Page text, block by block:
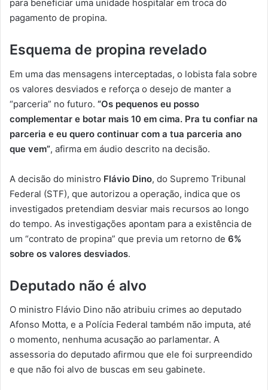
para beneficiar uma unidade hospitalar em troca do
pagamento de propina.
Esquema de propina revelado
Em uma das mensagens interceptadas, o lobista fala sobre
os valores desviados e reforça o desejo de manter a
“parceria” no futuro. “Os pequenos eu posso
complementar e botar mais 10 em cima. Pra tu confiar na
parceria e eu quero continuar com a tua parceria ano
que vem”, afirma em áudio descrito na decisão.
A decisão do ministro Flávio Dino, do Supremo Tribunal
Federal (STF), que autorizou a operação, indica que os
investigados pretendiam desviar mais recursos ao longo
do tempo. As investigações apontam para a existência de
um “contrato de propina” que previa um retorno de 6%
sobre os valores desviados.
Deputado não é alvo
O ministro Flávio Dino não atribuiu crimes ao deputado
Afonso Motta, e a Polícia Federal também não imputa, até
o momento, nenhuma acusação ao parlamentar. A
assessoria do deputado afirmou que ele foi surpreendido
e que não foi alvo de buscas em seu gabinete.